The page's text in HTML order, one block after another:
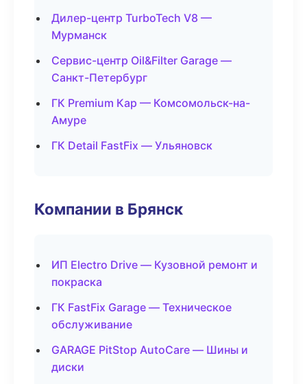
Дилер-центр TurboTech V8 —
Мурманск
Сервис-центр Oil&Filter Garage —
Санкт-Петербург
ГК Premium Кар — Комсомольск-на-
Амуре
ГК Detail FastFix — Ульяновск
Компании в Брянск
ИП Electro Drive — Кузовной ремонт и
покраска
ГК FastFix Garage — Техническое
обслуживание
GARAGE PitStop AutoCare — Шины и
диски